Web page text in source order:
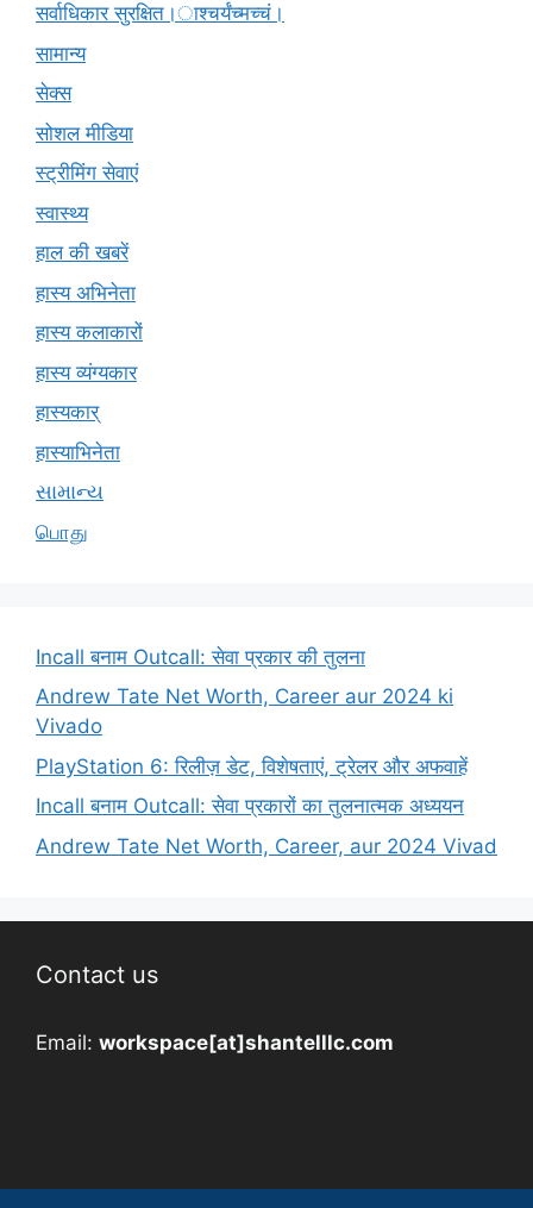
सर्वाधिकार सुरक्षित।ाश्चर्यंच्मच्चं।
सामान्य
सेक्स
सोशल मीडिया
स्ट्रीमिंग सेवाएं
स्वास्थ्य
हाल की खबरें
हास्य अभिनेता
हास्य कलाकारों
हास्य व्यंग्यकार
हास्यकार्
हास्याभिनेता
સામાન્ય
பொது
Incall बनाम Outcall: सेवा प्रकार की तुलना
Andrew Tate Net Worth, Career aur 2024 ki
Vivado
PlayStation 6: रिलीज़ डेट, विशेषताएं, ट्रेलर और अफवाहें
Incall बनाम Outcall: सेवा प्रकारों का तुलनात्मक अध्ययन
Andrew Tate Net Worth, Career, aur 2024 Vivad
Contact us
Email: workspace[at]shantelllc.com